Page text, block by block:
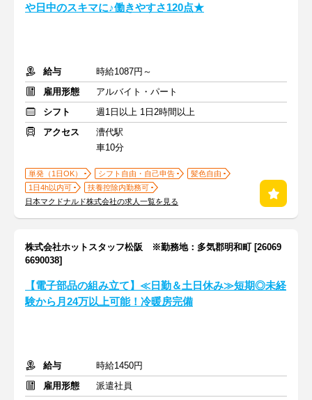
や日中のスキマに♪働きやすさ120点★
給与
時給1087円～
雇用形態
アルバイト・パート
シフト
週1日以上 1日2時間以上
アクセス
漕代駅
車10分
単発（1日OK） シフト自由・自己申告
髪色自由
1日4h以内可
扶養控除内勤務可
日本マクドナルド株式会社の求人一覧を見る
株式会社ホットスタッフ松阪 ※勤務地：多気郡明和町 [26069
6690038]
【電子部品の組み立て】≪日勤＆土日休み≫短期◎未経
験から月24万以上可能！冷暖房完備
給与
時給1450円
雇用形態
派遣社員